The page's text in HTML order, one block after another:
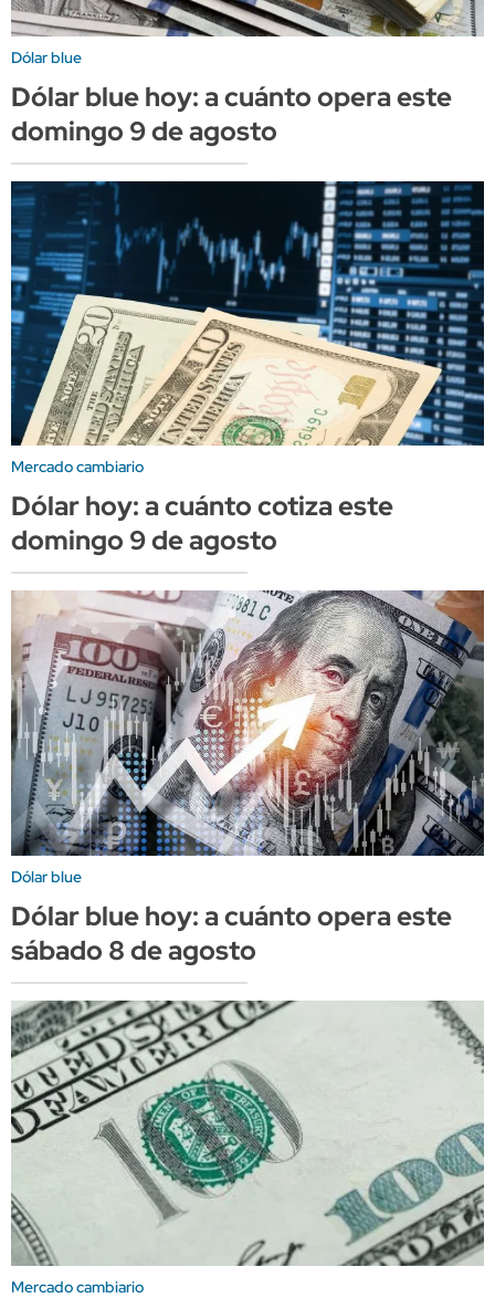
Dólar blue
Dólar blue hoy: a cuánto opera este
domingo 9 de agosto
Mercado cambiario
Dólar hoy: a cuánto cotiza este
domingo 9 de agosto
Dólar blue
Dólar blue hoy: a cuánto opera este
sábado 8 de agosto
Mercado cambiario